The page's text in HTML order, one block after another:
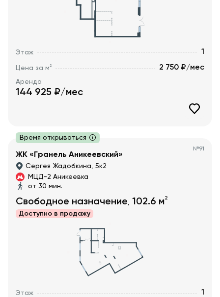
Этаж 1
Цена за м2 2 750 ₽/мес
Аренда
144 925 ₽/мес
Время открываться
№91
ЖК «Гранель Аникеевский»
Сергея Жадобкина, 5к2
МЦД-2 Аникеевка
от 30 мин.
Свободное назначение 102.6 м2
Доступно в продажу
Этаж 1